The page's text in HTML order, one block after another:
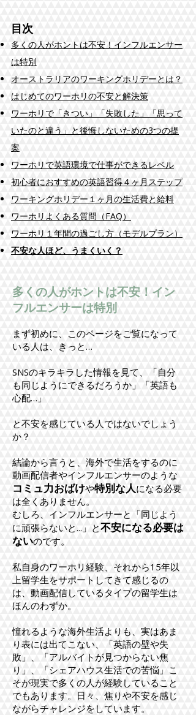
目次
多くの人がホントは不安！インフルエンサー
は特別
オーストラリアのワーキングホリデーとは？
はじめてのワーホリの不安と解決策
ワーホリで「きつい」「失敗した」「思って
いたのと違う」と後悔しないための3つの提
案
​ワーホリで英語環境で仕事ができるレベル
初心者におすすめの英語習得４ヶ月ステップ
ワーキングホリデー１ヶ月の生活費と給料
​ワーホリよくある質問（FAQ）
ワーホリ１年間の過ごし方（モデルプラン）
不安な人ほど、うまくいく？
多くの人がホントは不安！イン
フルエンサーは特別
まず初めに、このページをご覧になって
いる人は、きっと…
SNSのキラキラした情報を見て、「自分
も同じようにできるだろうか」「英語も
心配…」
と不安を感じている人ではないでしょう
か？
結論から言うと、海外で生活をするのに
動画配信者やインフルエンサーのような
コミュ力おばけや特別な人になる必要
は全くありません。
むしろ、インフルエンサーと「同じよう
に頑張らないと...」と不安になる必要は
ないのです。
私自身のワーホリ経験、それから15年以
上留学生をサポートしてきて感じるの
は、動画配信しているタイプの留学生は
ほんのわずか。
憧れるような海外生活よりも、実はあま
り表には出てこない、「英語の壁や失
敗」、「アルバイトが見つからない焦
り」、「シェアハウス生活での苦悩」こ
そが現実で多くの人が経験していること
でもあります。日々、焦りや不安を感じ
ながらチャレンジをしています。